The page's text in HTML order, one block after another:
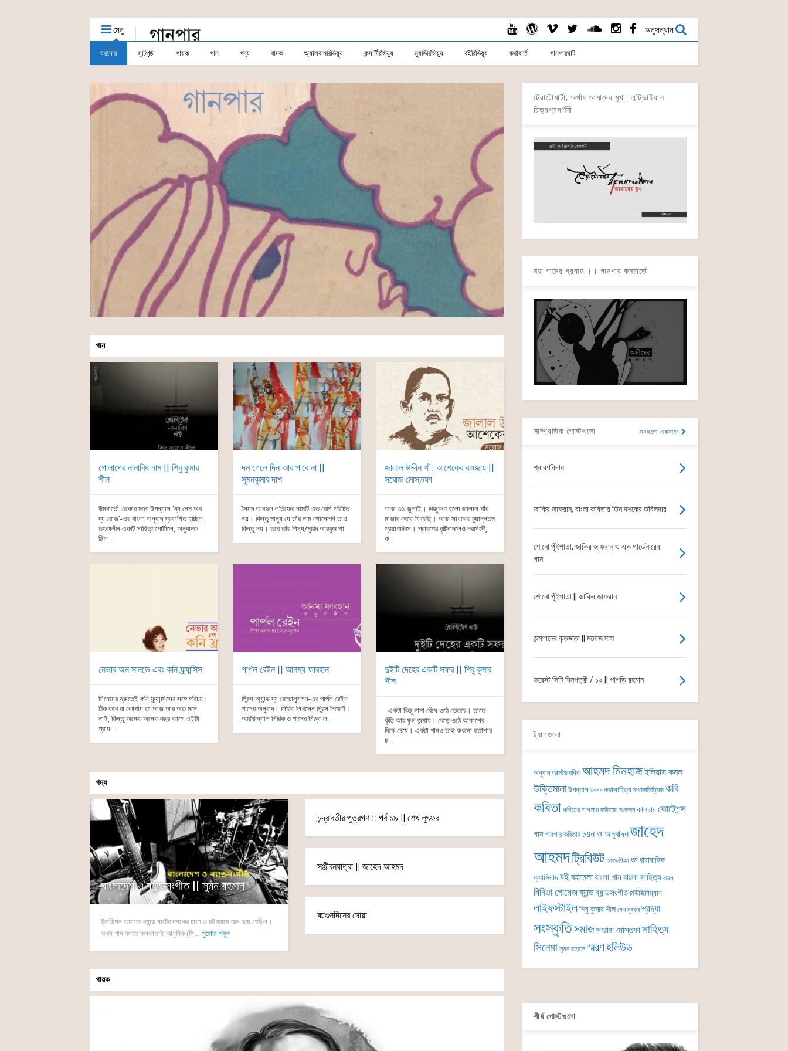
মেনু অনুসন্ধান
ঘরদোর সূচিপৃষ্ঠা গায়ক গান গদ্য বাদক অ্যালবামরিভিয়্যু কন্সার্টরিভিয়্যু ম্যুভিরিভিয়্যু বইরিভিয়্যু কথাবার্তা গানপারঘাট
গান
গোলাপের নানাবিধ নাম || শিবু কুমার
শীল
উমবার্তো একোর মহৎ উপন্যাস ‘দ্য নেম অব
দ্য রোজ’-এর বাংলা অনুবাদ প্রকাশিত হচ্ছিল
তৎকালীন একটি সাহিত্যপোর্টালে, অনুবাদক
ছিল...
দম গেলে দিন আর পাবে না ||
সুমনকুমার দাশ
সৈয়দ আবদুল লতিফের নামটি এত বেশি পরিচিত
নয়। কিন্তু মানুষ যে তাঁর নাম শোনেননি তাও
কিন্তু নয়। তবে তাঁর শিষ্য/মুরিদ আরকুম শা...
জালাল উদ্দীন খাঁ : আশেকের রওজায় ||
সরোজ মোস্তফা
আজ ৩১ জুলাই। কিছুক্ষণ হলো জালাল খাঁর
মাজার থেকে ফিরেছি। আজ সাধকের চুয়ান্নতম
প্রয়াণদিবস। শ্রাবণের বৃষ্টিবাদলেও নরসিংদী,
ক...
নেভার অন সানডে এবং কনি ফ্র্যান্সিস
সিনেমার থ্রুতেই কনি ফ্র্যান্সিসের সঙ্গে পরিচয়।
ঠিক কবে বা কোথায় তা আজ আর অত মনে
নাই, কিন্তু অনেক অনেক বছর আগে এইটা
প্রায়...
পার্পল রেইন || আনম্য ফারহান
প্রিন্স অ্যান্ড দ্য রেভোল্যুশন-এর পার্পল রেইন
গানের অনুবাদ। লিরিক লিখসেন প্রিন্স নিজেই।
অরিজিন্যাল লিরিক ও গানের লিঙ্ক ল...
দুইটি দেহের একটি সফর || শিবু কুমার
শীল
একটা কিছু দানা বেঁধে ওঠে ভেতরে। তাতে
কুঁড়ি আর ফুল জন্মায়। বেড়ে ওঠে আকাশের
দিকে চেয়ে। একটা গানও তাই কখনো হতাশার
চ...
গদ্য
বাংলাদেশ ও ব্যান্ডসংগীত || সুমন রহমান
ট্রাডিশন আকারে ব্যান্ড ষাটের দশকের ঢাকা ও চট্টগ্রামে শুরু হয়ে গেছিল।
তখন গান বলতে কলকাতাই আধুনিক (সি...
পুরোটা পড়ুন
চন্দ্রাবতীর পুত্রগণ :: পর্ব ১৯ || শেখ লুৎফর
সঞ্জীবনযাত্রা || জাহেদ আহমদ
ফাল্গুনদিনের দোয়া
গায়ক
টেরাটোমার্টা, অর্থাৎ আমাদের মুখ : এন্টিভাইরাল
চিত্রপ্রদর্শনী
নয়া গানের প্রবাহ ।। গানপার কনচার্তো
সাম্প্রতিক পোস্টগুলো সবগুলো একসাথে
শ্রাবণবিদায়
জাকির জাফরান, বাংলা কবিতার তিন দশকের তবিলদার
শোনো পুঁইপাতা, জাকির জাফরান ও এক গার্ডেনারের
গান
শোনো পুঁইপাতা || জাকির জাফরান
জন্মগানের কৃতজ্ঞতা || মনোজ দাস
ফরেস্ট সিটি দিনপত্রী / ১২ || পাপড়ি রহমান
ট্যাগগুলো
অনুবাদ আত্মজৈবনিক আহমদ মিনহাজইলিয়াস কমল
উক্তিমালা উপন্যাস উৎসব কথাসাহিত্য কথাসাহিত্যিক কবি
কবিতা কবিতার গানপার কবিতার সংকলন কালচারকোটেশন্স
গান গানপার কবিতার চয়ন ও অনুবাদনজাহেদ
আহমদট্রিবিউট তাৎক্ষণিকা ধর্ম ধারাবাহিক
ফ্যাসিবাদবইবইমেলাবাংলা গানবাংলা সাহিত্য বাউল
বিদিতা গোমেজব্যান্ডব্যান্ডসংগীত মিউজিশিয়্যান
লাইফস্টাইলশিবু কুমার শীল শেখ লুৎফর শ্রদ্ধা
সংস্কৃতিসমাজসরোজ মোস্তফাসাহিত্য
সিনেমা সুমন রহমান স্মরণহলিউড
শীর্ষ পোস্টগুলো